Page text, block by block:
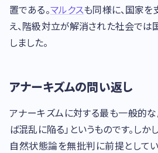
置である。マルクスも同様に、国家
え、階級対立が解消された社会では
しました。
アナーキズムの問い返し
アナーキズムに対する最も一般的
ば混乱に陥る」というものです。しか
自然状態論を無批判に前提として